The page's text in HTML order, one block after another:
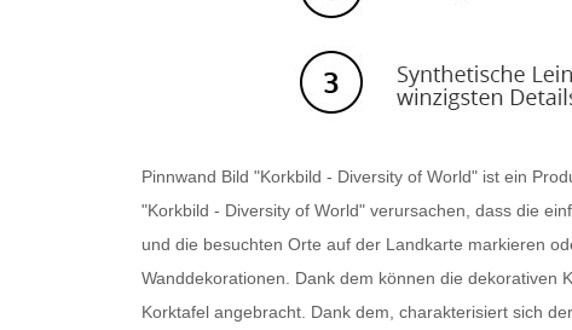
Pinnwand Bild "Korkbild - Diversity of World" ist ein
"Korkbild - Diversity of World" verursachen, dass die
und die besuchten Orte auf der Landkarte markieren
Wanddekorationen. Dank dem können die dekorativen
Korktafel angebracht. Dank dem, charakterisiert sich